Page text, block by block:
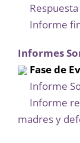
Respuesta
Informe
Informes
Fase de
Informe
Informe
madres y